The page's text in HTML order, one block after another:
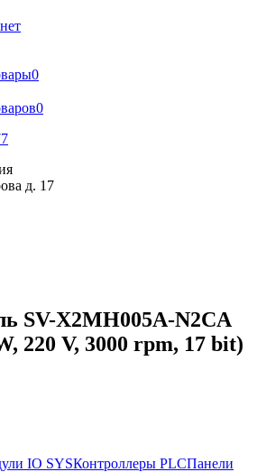
0
0
д. 17
SV-X2MH005A-N2CA
220 V, 3000 rpm, 17 bit)
IO SYSКонтроллеры PLCПанели